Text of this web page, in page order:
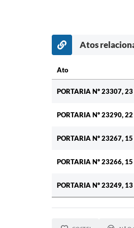
Atos
Ato
PORTARIA Nº 23307,
PORTARIA Nº 23290,
PORTARIA Nº 23267,
PORTARIA Nº 23266,
PORTARIA Nº 23249,